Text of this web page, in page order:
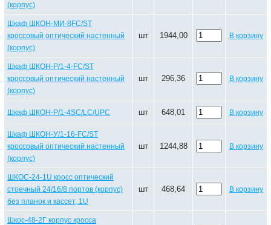
(корпус)
Шкаф ШКОН-МИ-8FC/ST
кроссовый оптический настенный
(корпус)
шт 1944,00 В корзину
Шкаф ШКОН-Р/1-4-FC/ST
кроссовый оптический настенный
(корпус)
шт 296,36 В корзину
Шкаф ШКОН-Р/1-4SC/LC/UPC шт 648,01 В корзину
Шкаф ШКОН-У/1-16-FC/ST
кроссовый оптический настенный
(корпус)
шт 1244,88 В корзину
ШКОС-24-1U кросс оптический
стоечный 24/16/8 портов (корпус)
без планок и кассет, 1U
шт 468,64 В корзину
Шкос-48-2Г корпус кросса